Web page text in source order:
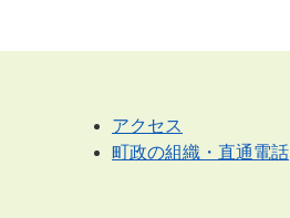
アクセス
町政の組織・直通電話